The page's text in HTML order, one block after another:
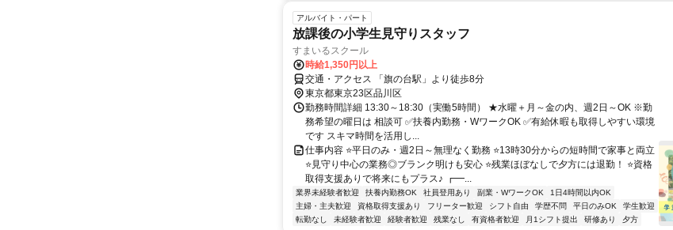
アルバイト・パート
放課後の小学生見守りスタッフ
すまいるスクール
時給1,350円以上
交通・アクセス 「旗の台駅」より徒歩8分
東京都東京23区品川区
勤務時間詳細 13:30～18:30（実働5時間） ★水曜＋月～金の内、週2日～OK ※勤
務希望の曜日は 相談可 ✅扶養内勤務・WワークOK ✅有給休暇も取得しやすい環境
です スキマ時間を活用し...
仕事内容 ⭐平日のみ・週2日～無理なく勤務 ⭐13時30分からの短時間で家事と両立
⭐見守り中心の業務◎ブランク明けも安心 ⭐残業ほぼなしで夕方には退勤！ ⭐資格
取得支援ありで将来にもプラス♪ ┏━...
業界未経験者歓迎 扶養内勤務OK 社員登用あり 副業・WワークOK
1日4時間以内OK
主婦・主夫歓迎
資格取得支援あり フリーター歓迎 シフト自由 学歴不問 平日のみOK
学生歓迎
転勤なし
未経験者歓迎 経験者歓迎 残業なし 有資格者歓迎 月1シフト提出 研修あり 夕方